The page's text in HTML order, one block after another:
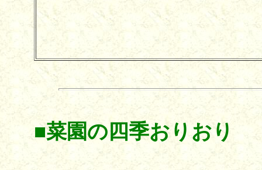
■菜園の四季おりおり